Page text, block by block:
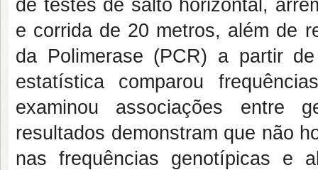
de testes de salto horizontal,
e corrida de 20 metros, além de
da Polimerase (PCR) a partir
estatística comparou
examinou associações entre
resultados demonstram que não
nas frequências genotípicas e